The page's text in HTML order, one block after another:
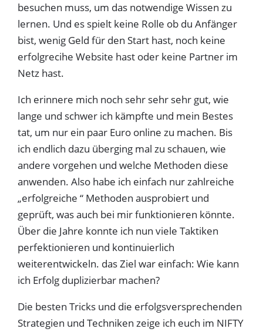
besuchen muss, um das notwendige Wissen zu
lernen. Und es spielt keine Rolle ob du Anfänger
bist, wenig Geld für den Start hast, noch keine
erfolgrecihe Website hast oder keine Partner im
Netz hast.
Ich erinnere mich noch sehr sehr sehr gut, wie
lange und schwer ich kämpfte und mein Bestes
tat, um nur ein paar Euro online zu machen. Bis
ich endlich dazu überging mal zu schauen, wie
andere vorgehen und welche Methoden diese
anwenden. Also habe ich einfach nur zahlreiche
„erfolgreiche “ Methoden ausprobiert und
geprüft, was auch bei mir funktionieren könnte.
Über die Jahre konnte ich nun viele Taktiken
perfektionieren und kontinuierlich
weiterentwickeln. das Ziel war einfach: Wie kann
ich Erfolg duplizierbar machen?
Die besten Tricks und die erfolgsversprechenden
Strategien und Techniken zeige ich euch im NIFTY